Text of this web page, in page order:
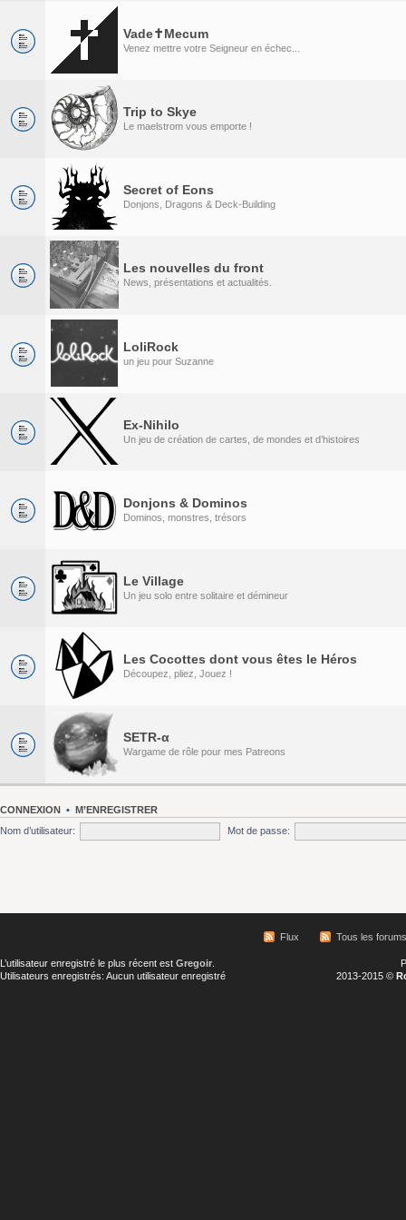
Vade✝Mecum
Venez mettre votre Seigneur en échec...
Trip to Skye
Le maelstrom vous emporte !
Secret of Eons
Donjons, Dragons & Deck-Building
Les nouvelles du front
News, présentations et actualités.
LoliRock
un jeu pour Suzanne
Ex-Nihilo
Un jeu de création de cartes, de mondes et d’histoires
Donjons & Dominos
Dominos, monstres, trésors
Le Village
Un jeu solo entre solitaire et démineur
Les Cocottes dont vous êtes le Héros
Découpez, pliez, Jouez !
SETR-α
Wargame de rôle pour mes Patreons
CONNEXION • M’ENREGISTRER
Nom d’utilisateur:
Mot de passe:
Flux Tous les forums
L’utilisateur enregistré le plus récent est Gregoir
Utilisateurs enregistrés: Aucun utilisateur enregistré
2013-2015 ©